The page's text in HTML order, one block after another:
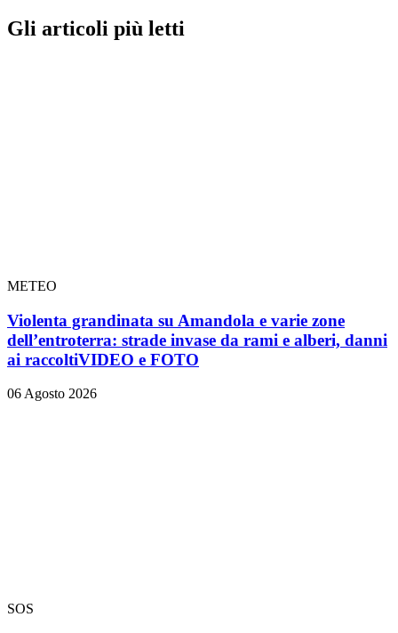
Gli articoli più letti
METEO
Violenta grandinata su Amandola e varie zone
dell’entroterra: strade invase da rami e alberi, danni
ai raccoltiVIDEO e FOTO
06 Agosto 2026
SOS